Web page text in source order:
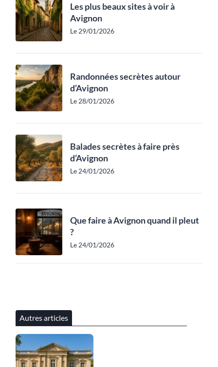
Les plus beaux sites à voir à
Avignon
Le 29/01/2026
Randonnées secrètes autour
d’Avignon
Le 28/01/2026
Balades secrètes à faire près
d’Avignon
Le 24/01/2026
Que faire à Avignon quand il pleut
?
Le 24/01/2026
Autres articles